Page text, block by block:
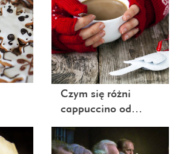
Czym się różni
cappuccino od…